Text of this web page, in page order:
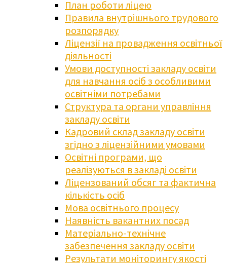
План роботи ліцею
Правила внутрішнього трудового
розпорядку
Ліцензії на провадження освітньої
діяльності
Умови доступності закладу освіти
для навчання осіб з особливими
освітніми потребами
Структура та органи управління
закладу освіти
Кадровий склад закладу освіти
згідно з ліцензійними умовами
Освітні програми, що
реалізуються в закладі освіти
Ліцензований обсяг та фактична
кількість осіб
Мова освітнього процесу
Наявність вакантних посад
Матеріально-технічне
забезпечення закладу освіти
Результати моніторингу якості